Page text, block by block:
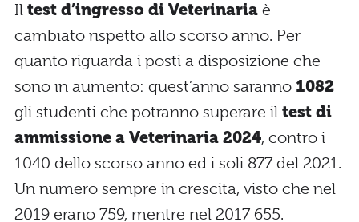
Il test d’ingresso di Veterinaria è
cambiato rispetto allo scorso anno. Per
quanto riguarda i posti a disposizione che
sono in aumento: quest’anno saranno 1082
gli studenti che potranno superare il test di
ammissione a Veterinaria 2024, contro i
1040 dello scorso anno ed i soli 877 del 2021.
Un numero sempre in crescita, visto che nel
2019 erano 759, mentre nel 2017 655.